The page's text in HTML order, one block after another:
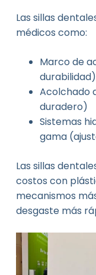
Las sillas
médicos como:
Marco de
durabilidad)
Acolchado
duradero)
Sistemas
gama
Las sillas
costos con
mecanismos
desgaste más